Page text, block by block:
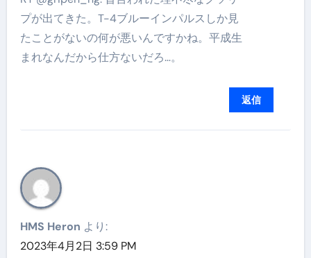
プが出てきた。T-4ブルーインパルスしか見
たことがないの何が悪いんですかね。平成生
まれなんだから仕方ないだろ…。
返信
HMS Heron より:
2023年4月2日 3:59 PM